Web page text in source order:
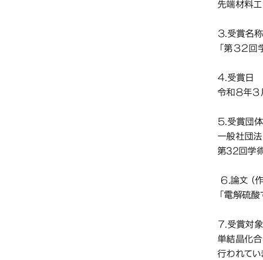
先端材料工
３.受賞名称
「第３２
４.受賞日
令和８年３
５.受賞団
一般社団
第32回学
６.論文（
「電解硫
７.受賞対
単結晶化
行われてい